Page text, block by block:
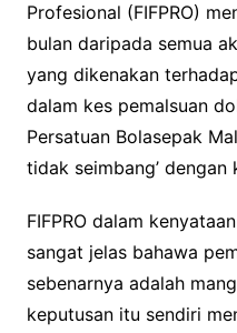
Profesional (FIFPRO)
bulan daripada semua
yang dikenakan
dalam kes pemalsuan
Persatuan Bolasepak
tidak seimbang’ dengan
FIFPRO dalam
sangat jelas bahawa
sebenarnya adalah
keputusan itu sendiri